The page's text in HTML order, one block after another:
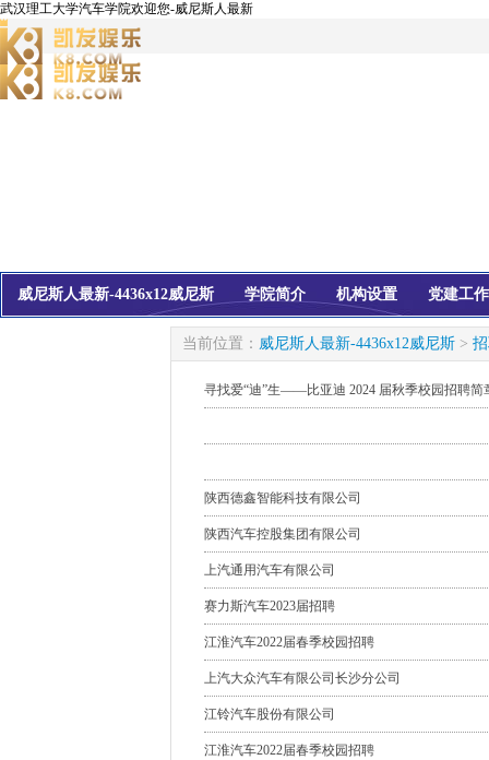
武汉理工大学汽车学院欢迎您-威尼斯人最新
威尼斯人最新-4436x12威尼斯 学院简介 机构设置 党建工作
当前位置： 威尼斯人最新-4436x12威尼斯 >
寻找爱“迪”生——比亚迪 2024 届秋季校园招聘简
陕西德鑫智能科技有限公司
陕西汽车控股集团有限公司
上汽通用汽车有限公司
赛力斯汽车2023届招聘
江淮汽车2022届春季校园招聘
上汽大众汽车有限公司长沙分公司
江铃汽车股份有限公司
江淮汽车2022届春季校园招聘